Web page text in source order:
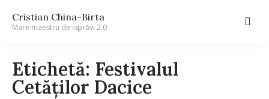
Cristian China-Birta
Mare maestru de isprăvi 2.0
Etichetă: Festivalul
Cetăţilor Dacice